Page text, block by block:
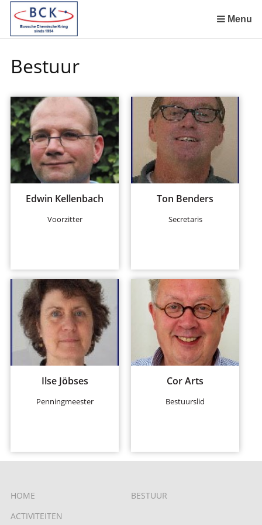
Sla
links
over
naar
de
Spring
naar
het
menu
Menu
Bestuur
Edwin Kellenbach
Voorzitter
Ton Benders
Secretaris
Ilse Jöbses
Penningmeester
Cor Arts
Bestuurslid
HOME
BESTUUR
ACTIVITEITEN